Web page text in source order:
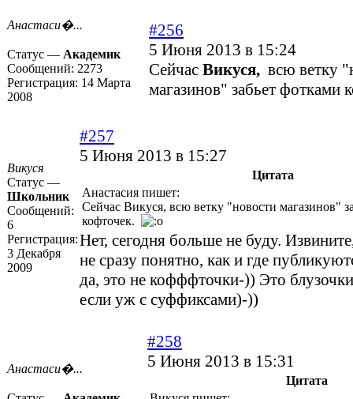
Анастаси�...
Статус — Академик
Сообщений: 2273
Регистрация: 14 Марта
2008
#256
5 Июня 2013 в 15:24
Сейчас Викуся, всю ветку
магазинов" забьет фотками
Викуся
Статус —
Школьник
Сообщений:
6
Регистрация:
3 Декабря
2009
#257
5 Июня 2013 в 15:27
Цитата
Анастасия пишет:
Сейчас Викуся, всю ветку "новости магазинов"
кофточек.
Нет, сегодня больше не буду.
не сразу понятно, как и где
да, это не кофффточки-)) Это
если уж с суффиксами)-))
Анастаси�...
#258
5 Июня 2013 в 15:31
Цитата